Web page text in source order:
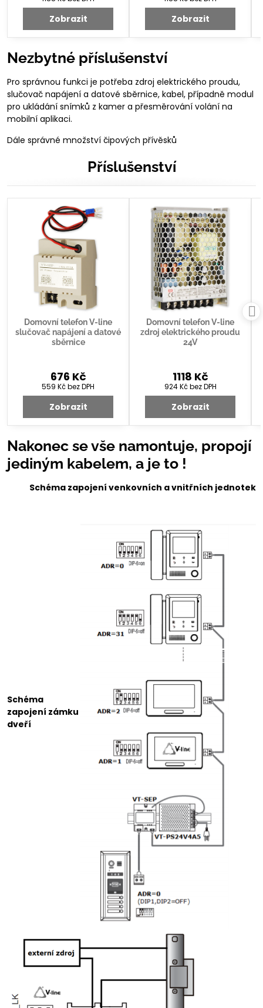
Zobrazit Zobrazit
Nezbytné příslušenství
Pro správnou funkci je potřeba zdroj elektrického proudu,
slučovač napájení a datové sběrnice, kabel, případně modul
pro ukládání snímků z kamer a přesměrování volání na
mobilní aplikaci.
Dále správné množství čipových přívěsků
Příslušenství
Domovní telefon V-line
slučovač napájení a datové
sběrnice
676 Kč
559 Kčbez DPH
Zobrazit
Domovní telefon V-line
zdroj elektrického proudu
24V
1118 Kč
924 Kčbez DPH
Zobrazit
Nakonec se vše namontuje, propojí
jediným kabelem, a je to !
Schéma zapojení venkovních a vnitřních jednotek
Schéma
zapojení zámku
dveří